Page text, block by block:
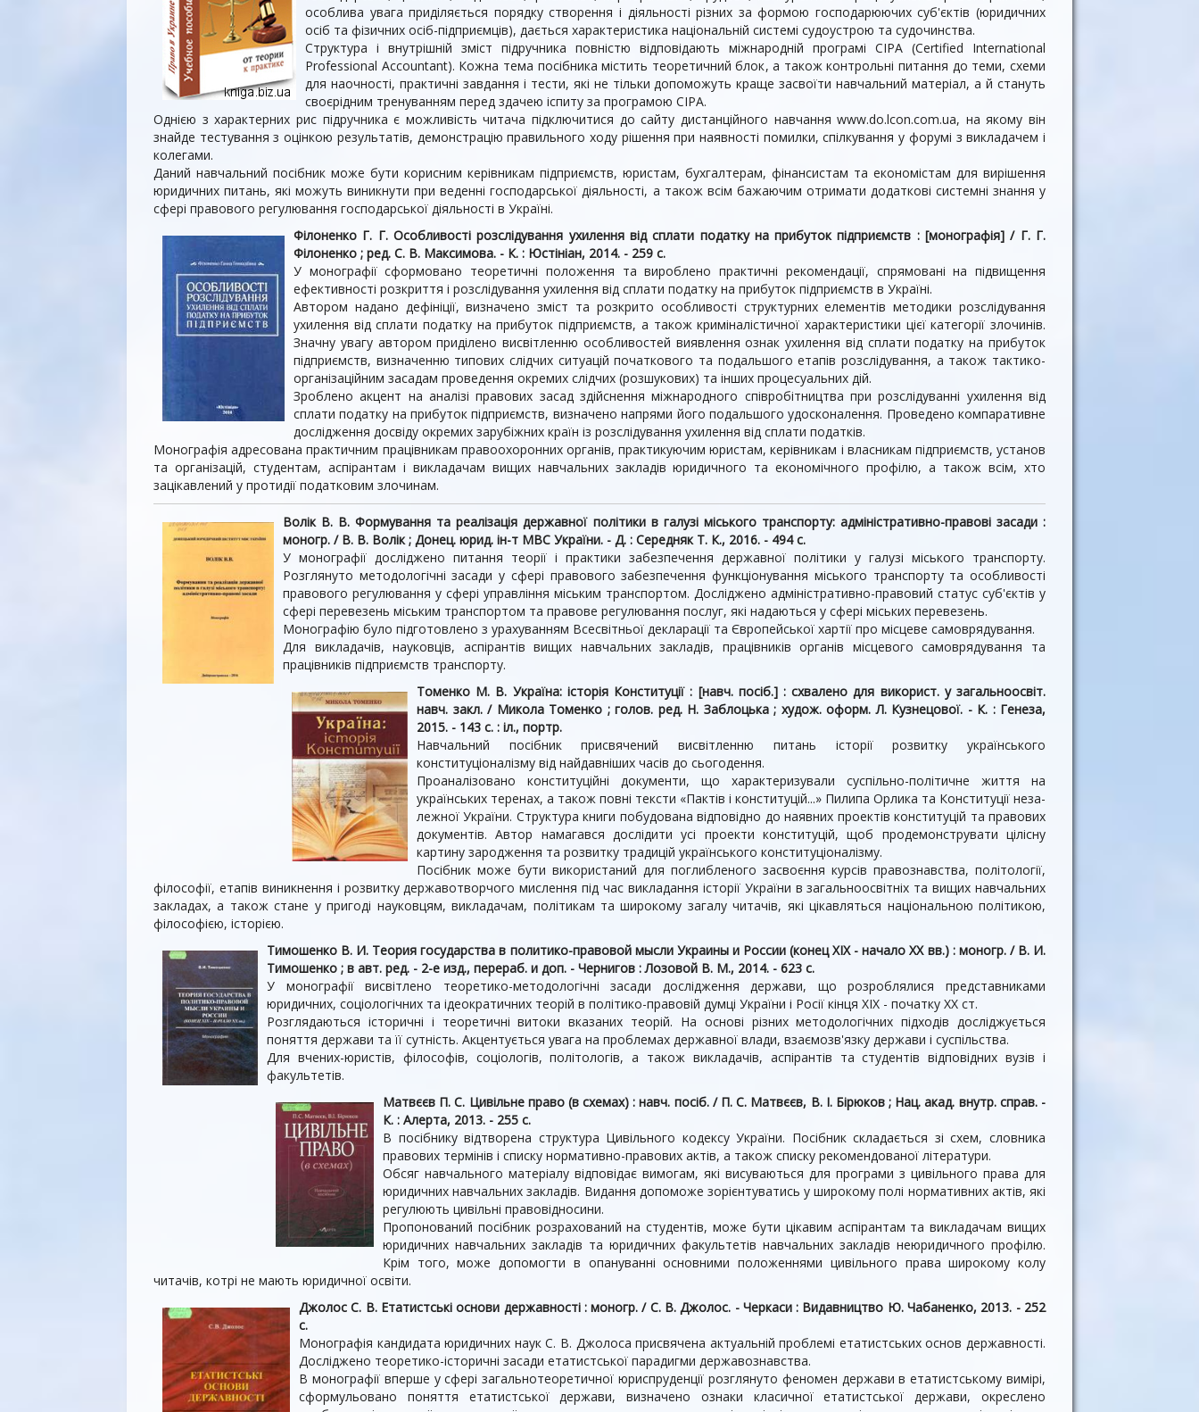
особлива увага приділяється порядку створення і діяльності різних за формою господарюючих суб'єктів (юридичних
осіб та фізичних осіб-підприємців), дається характеристика національній системі судоустрою та судочинства.
Структура і внутрішній зміст підручника повністю відповідають міжнародній програмі CIPA (Certified International
Professional Accountant). Кожна тема посібника містить теоретичний блок, а також контрольні питання до теми, схеми
для наочності, практичні завдання і тести, які не тільки допоможуть краще засвоїти навчальний матеріал, а й стануть
своєрідним тренуванням перед здачею іспиту за програмою CIPA.
Однією з характерних рис підручника є можливість читача підключитися до сайту дистанційного навчання www.do.lcon.com.ua, на якому він
знайде тестування з оцінкою результатів, демонстрацію правильного ходу рішення при наявності помилки, спілкування у форумі з викладачем і
колегами.
Даний навчальний посібник може бути корисним керівникам підприємств, юристам, бухгалтерам, фінансистам та економістам для вирішення
юридичних питань, які можуть виникнути при веденні господарської діяльності, а також всім бажаючим отримати додаткові системні знання у
сфері правового регулювання господарської діяльності в Україні.
Філоненко Г. Г. Особливості розслідування ухилення від сплати податку на прибуток підприємств : [монографія] / Г. Г.
Філоненко ; ред. С. В. Максимова. - К. : Юстініан, 2014. - 259 с.
У монографії сформовано теоретичні положення та вироблено практичні рекомендації, спрямовані на підвищення
ефективності розкриття і розслідування ухилення від сплати податку на прибуток підприємств в Україні.
Автором надано дефініції, визначено зміст та розкрито особливості структурних елементів методики розслідування
ухилення від сплати податку на прибуток підприємств, а також криміналістичної характеристики цієї категорії злочинів.
Значну увагу автором приділено висвітленню особливостей виявлення ознак ухилення від сплати податку на прибуток
підприємств, визначенню типових слідчих ситуацій початкового та подальшого етапів розслідування, а також тактико-
організаційним засадам проведення окремих слідчих (розшукових) та інших процесуальних дій.
Зроблено акцент на аналізі правових засад здійснення міжнародного співробітництва при розслідуванні ухилення від
сплати податку на прибуток підприємств, визначено напрями його подальшого удосконалення. Проведено компаративне
дослідження досвіду окремих зарубіжних країн із розслідування ухилення від сплати податків.
Монографія адресована практичним працівникам правоохоронних органів, практикуючим юристам, керівникам і власникам підприємств, установ
та організацій, студентам, аспірантам і викладачам вищих навчальних закладів юридичного та економічного профілю, а також всім, хто
зацікавлений у протидії податковим злочинам.
Волік В. В. Формування та реалізація державної політики в галузі міського транспорту: адміністративно-правові засади :
моногр. / В. В. Волік ; Донец. юрид. ін-т МВС України. - Д. : Середняк Т. К., 2016. - 494 с.
У монографії досліджено питання тeopiї i практики забезпечення державної політики у галузі міського транспорту.
Розглянуто методологічні засади у сфері правового забезпечення функціонування міського транспорту та особливості
правового регулювання у сфері управління міським транспортом. Досліджено адміністративно-правовий статус суб'єктів у
сфері перевезень міським транспортом та правове регулювання послуг, які надаються у сфері міських перевезень.
Монографію було підготовлено з урахуванням Всесвітньої декларації та Європейської хартії про місцеве самоврядування.
Для викладачів, науковців, аспірантів вищих навчальних закладів, працівників органів місцевого самоврядування та
працівників підприємств транспорту.
Томенко М. В. Україна: історія Конституції : [навч. посіб.] : схвалено для використ. у загальноосвіт.
навч. закл. / Микола Томенко ; голов. ред. Н. Заблоцька ; худож. оформ. Л. Кузнецової. - К. : Генеза,
2015. - 143 с. : іл., портр.
Навчальний посібник присвячений висвітленню питань історії розвитку українського
конституціоналізму від най­давніших часів до сьогодення.
Проаналізовано конституцій­ні документи, що характеризували суспільно-політичне життя на
українських теренах, а також повні тексти «Пак­тів і конституцій...» Пилипа Орлика та Конституції неза­
лежної України. Структура книги побудована відповідно до наявних проектів конституцій та правових
документів. Автор намагався дослідити усі проекти конституцій, щоб продемонструвати цілісну
картину зародження та розвитку традицій українського кон­ституціоналізму.
Посібник може бути використаний для поглибленого за­своєння курсів правознавства, політології,
філософії, етапів виникнення і розвитку державотворчого мислення під час викладання історії України в загальноосвітніх та вищих навчальних
закладах, а також стане у пригоді науковцям, викладачам, політикам та широкому загалу читачів, які цікавляться національною політикою,
філософією, історією.
Тимошенко В. И. Теория государства в политико-правовой мысли Украины и России (конец XIX - начало XX вв.) : моногр. / В. И.
Тимошенко ; в авт. ред. - 2-е изд., перераб. и доп. - Чернигов : Лозовой В. М., 2014. - 623 с.
У монографії висвітлено теоретико-методологічні засади дослідження держави, що розроблялися представниками
юридичних, соціологічних та ідеократичних теорій в політико-правовій думці України і Росії кінця ХІХ - початку XX ст.
Розглядаються історичні і теоретичні витоки вказаних теорій. На основі різних методологічних підходів досліджується
поняття держави та її сутність. Акцентується увага на проблемах державної влади, взаємозв'язку держави і суспільства.
Для вчених-юристів, філософів, соціологів, політологів, а також викладачів, аспірантів та студентів відповідних вузів і
факультетів.
Матвєєв П. С. Цивільне право (в схемах) : навч. посіб. / П. С. Матвєєв, В. І. Бірюков ; Нац. акад. внутр. справ. -
К. : Алерта, 2013. - 255 с.
В посібнику відтворена структура Цивільного кодексу України. Посібник складається зі схем, словника
правових термінів і списку нормативно-правових актів, а також списку рекомендованої літератури.
Обсяг навчального матеріалу відповідає вимогам, які висуваються для програми з цивільного права для
юридичних навчальних закладів. Видання допоможе зорієнтуватись у широкому полі нормативних актів, які
регулюють цивільні правовідносини.
Пропонований посібник розрахований на студентів, може бути цікавим аспірантам та викладачам вищих
юридичних навчальних закладів та юридичних факультетів навчальних закладів неюридичного профілю.
Крім того, може допомогти в опануванні основними положеннями цивільного права широкому колу
читачів, котрі не мають юридичної освіти.
Джолос С. В. Етатистські основи державності : моногр. / С. В. Джолос. - Черкаси : Видавництво Ю. Чабаненко, 2013. - 252
с.
Монографія кандидата юридичних наук С. В. Джолоса присвячена актуальній проблемі етатистських основ державності.
Досліджено теоретико-історичні засади етатистської парадигми державознавства.
В монографії вперше у сфері загальнотеоретичної юриспруденції розглянуто феномен держави в етатистському вимірі,
сформульовано поняття етатистської держави, визначено ознаки класичної етатистської держави, окреслено